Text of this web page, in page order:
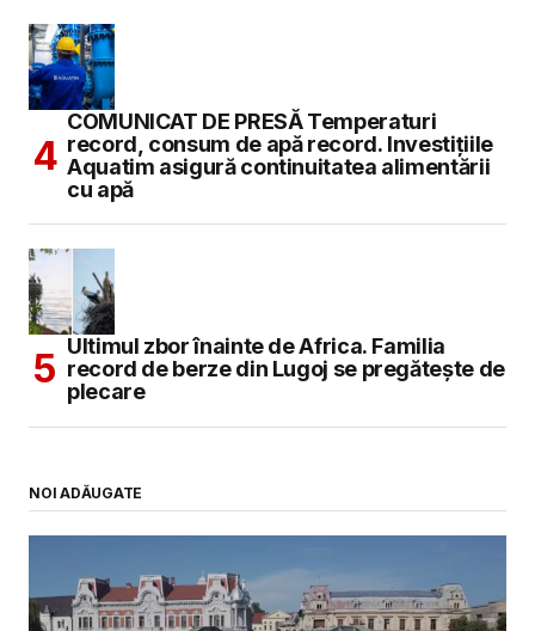
COMUNICAT DE PRESĂ Temperaturi
record, consum de apă record. Investițiile
Aquatim asigură continuitatea alimentării
cu apă
Ultimul zbor înainte de Africa. Familia
record de berze din Lugoj se pregătește de
plecare
NOI ADĂUGATE